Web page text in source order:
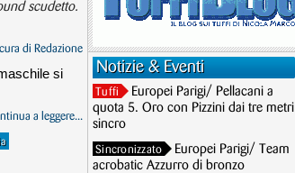
scudetto.
di Redazione
si
a leggere...
Notizie & Eventi
Tuffi
Europei Parigi/ Pellacani a
quota 5. Oro con Pizzini dai tre metri
sincro
Sincronizzato
Europei Parigi/ Team
acrobatic Azzurro di bronzo